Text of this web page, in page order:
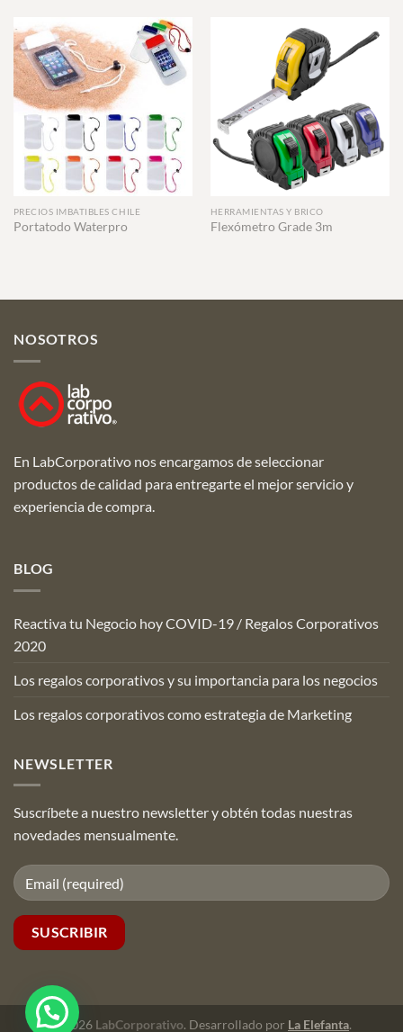
PRECIOS IMBATIBLES CHILE
Portatodo Waterpro
HERRAMIENTAS Y BRICO
Flexómetro Grade 3m
NOSOTROS
En LabCorporativo nos encargamos de seleccionar
productos de calidad para entregarte el mejor servicio y
experiencia de compra.
BLOG
Reactiva tu Negocio hoy COVID-19 / Regalos Corporativos
2020
Los regalos corporativos y su importancia para los negocios
Los regalos corporativos como estrategia de Marketing
NEWSLETTER
Suscríbete a nuestro newsletter y obtén todas nuestras
novedades mensualmente.
© 2026 LabCorporativo. Desarrollado por La Elefanta.